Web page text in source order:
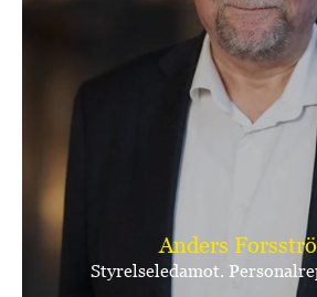
Anders
Styrelseledamot.